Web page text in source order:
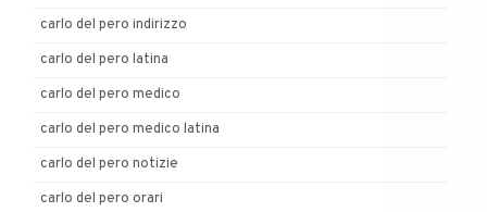
carlo del pero indirizzo
carlo del pero latina
carlo del pero medico
carlo del pero medico latina
carlo del pero notizie
carlo del pero orari